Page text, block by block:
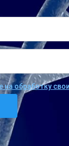
обработку